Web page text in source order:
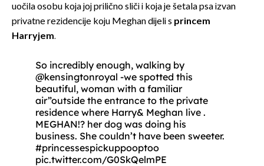
uočila osobu koja joj prilično sliči i koja je šetala psa izvan
privatne rezidencije koju Meghan dijeli s princem
Harryjem.
So incredibly enough, walking by
@kensingtonroyal -we spotted this
beautiful, woman with a familiar
air”outside the entrance to the private
residence where Harry& Meghan live .
MEGHAN!? her dog was doing his
business. She couldn’t have been sweeter.
#princessespickuppooptoo
pic.twitter.com/G0SkQelmPE